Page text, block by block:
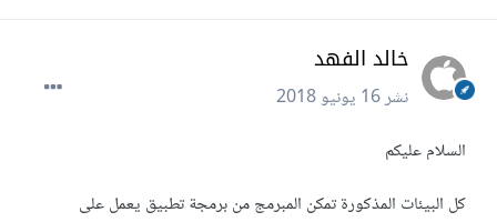
خالد الفهد
نشر16 يونيو 2018
السلام عليكم
كل البيئات المذكورة تمكن المبرمج من برمجة تطبيق يعمل على